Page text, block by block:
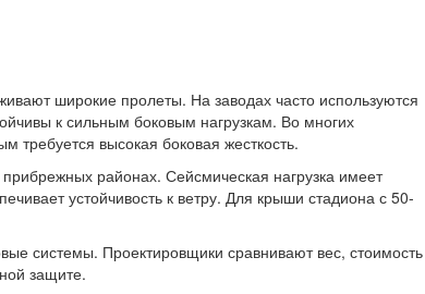
широкие пролеты. На заводах часто используются
к сильным боковым нагрузкам. Во многих
требуется высокая боковая жесткость.
районах. Сейсмическая нагрузка имеет
устойчивость к ветру. Для крыши стадиона с 50-
системы. Проектировщики сравнивают вес, стоимость
защите.